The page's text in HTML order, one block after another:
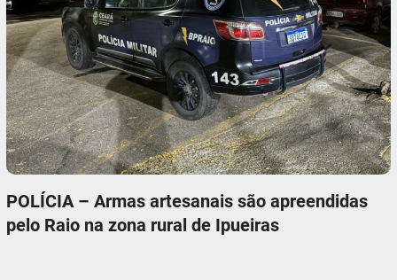
POLÍCIA – Armas artesanais são apreendidas
pelo Raio na zona rural de Ipueiras